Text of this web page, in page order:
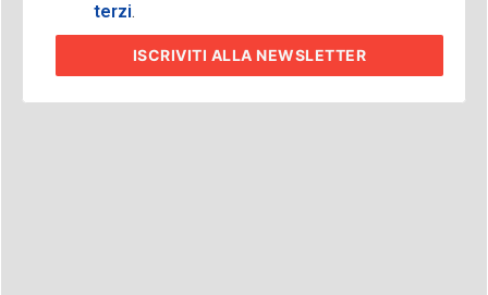
terzi.
ISCRIVITI ALLA NEWSLETTER